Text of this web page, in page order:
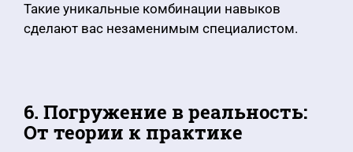
Такие уникальные комбинации навыков
сделают вас незаменимым специалистом.
6. Погружение в реальность:
От теории к практике